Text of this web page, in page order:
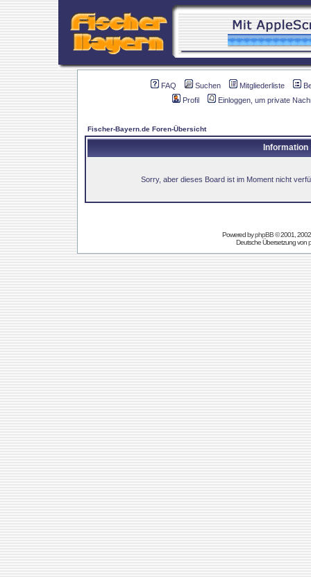
FAQ Suchen Mitgliederliste
Profil
Einloggen, um private
Fischer-Bayern.de Foren-Übersicht
Information
Sorry, aber dieses Board ist im Moment nicht
Powered byphpBB© 2001,
Deutsche Übersetzung von